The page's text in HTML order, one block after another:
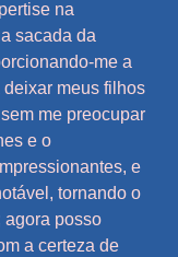
na
sacada da
me a
meus filhos
me preocupar
e o
e
tornando o
agora posso
a certeza de